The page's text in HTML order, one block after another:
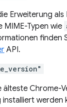
Erweiterung als
Typen wie
finden
API.
älteste Chrome-
installiert werden